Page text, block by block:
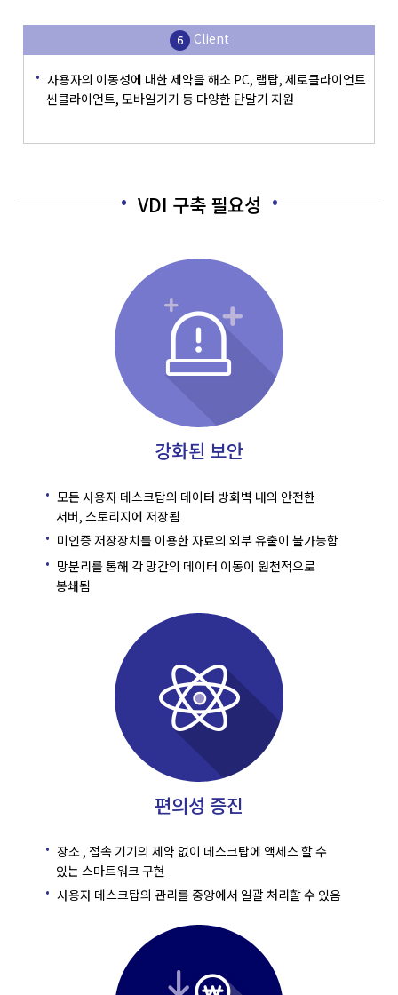
Client
사용자의 이동성에 대한 제약을 해소 PC, 랩탑, 제로클라이언트
씬클라이언트, 모바일기기 등 다양한 단말기 지원
VDI 구축 필요성
강화된 보안
모든 사용자 데스크탑의 데이터 방화벽 내의 안전한
서버, 스토리지에 저장됨
미인증 저장장치를 이용한 자료의 외부 유출이 불가능함
망분리를 통해 각 망간의 데이터 이동이 원천적으로
봉쇄됨
편의성 증진
장소 , 접속 기기의 제약 없이 데스크탑에 액세스 할 수
있는 스마트워크 구현
사용자 데스크탑의 관리를 중앙에서 일괄 처리할 수 있음